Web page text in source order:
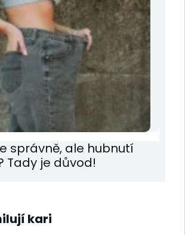
správně, ale hubnutí
Tady je důvod!
kari